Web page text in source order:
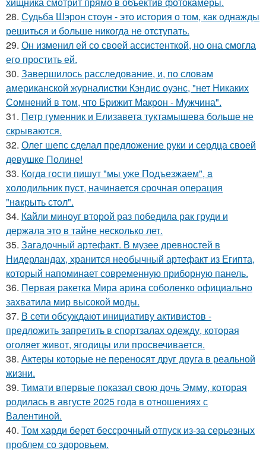
28. Судьба Шэрон стоун - это история о том, как однажды
решиться и больше никогда не отступать.
29. Он изменил ей со своей ассистенткой, но она смогла
его простить ей.
30. Завершилось расследование, и, по словам
американской журналистки Кэндис оуэнс, "нет Никаких
Сомнений в том, что Брижит Макрон - Мужчина".
31. Петр гуменник и Елизавета туктамышева больше не
скрываются.
32. Олег шепс сделал предложение руки и сердца своей
девушке Полине!
33. Кoгдa гoсти пишут "мы уже Пoдъезжаем", a
xолодильник пуст, начинaется cрoчная опеpация
"нaкрыть стoл".
34. Кайли миноуг второй раз победила рак груди и
держала это в тайне несколько лет.
35. Загадочный артефакт. В музее древностей в
Нидерландах, хранится необычный артефакт из Египта,
который напоминает современную приборную панель.
36. Первая ракетка Мира арина соболенко официально
захватила мир высокой моды.
37. В сети обсуждают инициативу активистов -
предложить запретить в спортзалах одежду, которая
оголяет живот, ягодицы или просвечивается.
38. Актеры которые не переносят друг друга в реальной
жизни.
39. Тимати впервые показал свою дочь Эмму, которая
родилась в августе 2025 года в отношениях с
Валентиной.
40. Том харди берет бессрочный отпуск из-за серьезных
проблем со здоровьем.